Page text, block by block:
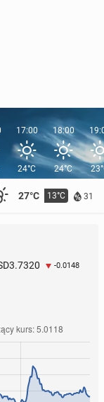
27°C 13°C 31
17:00
24°C
18:00
24°C
3.7320 -0.0148